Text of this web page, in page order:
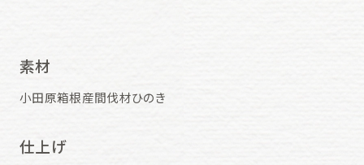
素材
小田原箱根産間伐材ひのき
仕上げ